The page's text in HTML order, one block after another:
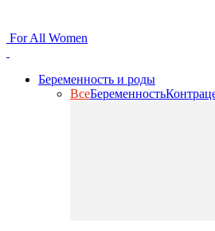
For All Women
Беременность и роды
ВсеБеременность